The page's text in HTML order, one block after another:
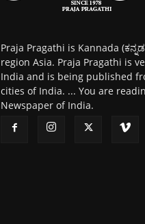
Praja Pragathi is Kannada
region Asia. Praja Pragathi is
India and is being published
cities of India. ... You are
Newspaper of India.